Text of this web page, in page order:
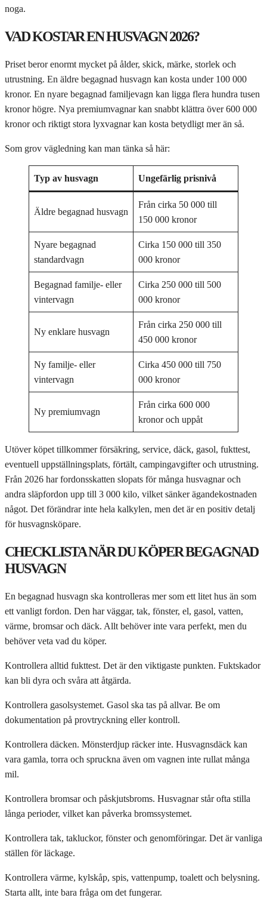
noga.
VAD KOSTAR EN HUSVAGN 2026?
Priset beror enormt mycket på ålder, skick, märke, storlek och
utrustning. En äldre begagnad husvagn kan kosta under 100 000
kronor. En nyare begagnad familjevagn kan ligga flera hundra tusen
kronor högre. Nya premiumvagnar kan snabbt klättra över 600 000
kronor och riktigt stora lyxvagnar kan kosta betydligt mer än så.
Som grov vägledning kan man tänka så här:
Typ av husvagn Ungefärlig prisnivå
Äldre begagnad husvagn
Från cirka 50 000 till
150 000 kronor
Nyare begagnad
standardvagn
Cirka 150 000 till 350
000 kronor
Begagnad familje- eller
vintervagn
Cirka 250 000 till 500
000 kronor
Ny enklare husvagn
Från cirka 250 000 till
450 000 kronor
Ny familje- eller
vintervagn
Cirka 450 000 till 750
000 kronor
Ny premiumvagn
Från cirka 600 000
kronor och uppåt
Utöver köpet tillkommer försäkring, service, däck, gasol, fukttest,
eventuell uppställningsplats, förtält, campingavgifter och utrustning.
Från 2026 har fordonsskatten slopats för många husvagnar och
andra släpfordon upp till 3 000 kilo, vilket sänker ägandekostnaden
något. Det förändrar inte hela kalkylen, men det är en positiv detalj
för husvagnsköpare.
CHECKLISTA NÄR DU KÖPER BEGAGNAD
HUSVAGN
En begagnad husvagn ska kontrolleras mer som ett litet hus än som
ett vanligt fordon. Den har väggar, tak, fönster, el, gasol, vatten,
värme, bromsar och däck. Allt behöver inte vara perfekt, men du
behöver veta vad du köper.
Kontrollera alltid fukttest. Det är den viktigaste punkten. Fuktskador
kan bli dyra och svåra att åtgärda.
Kontrollera gasolsystemet. Gasol ska tas på allvar. Be om
dokumentation på provtryckning eller kontroll.
Kontrollera däcken. Mönsterdjup räcker inte. Husvagnsdäck kan
vara gamla, torra och spruckna även om vagnen inte rullat många
mil.
Kontrollera bromsar och påskjutsbroms. Husvagnar står ofta stilla
långa perioder, vilket kan påverka bromssystemet.
Kontrollera tak, takluckor, fönster och genomföringar. Det är vanliga
ställen för läckage.
Kontrollera värme, kylskåp, spis, vattenpump, toalett och belysning.
Starta allt, inte bara fråga om det fungerar.